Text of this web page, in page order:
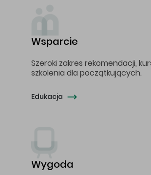
Wsparcie
Szeroki zakres rekomendacji,
szkolenia dla początkujących.
Edukacja
Wygoda